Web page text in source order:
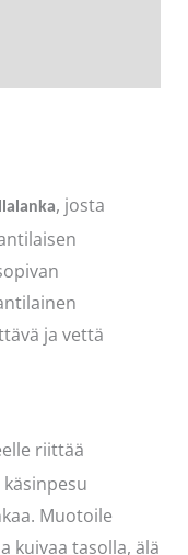
, josta
ja vettä
riittää
Muotoile
kuivaa tasolla, älä